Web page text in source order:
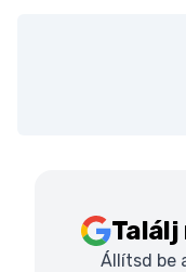
Találj
Állítsd be